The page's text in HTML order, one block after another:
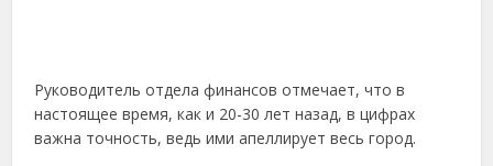
Руководитель отдела финансов отмечает, что в
настоящее время, как и 20-30 лет назад, в цифрах
важна точность, ведь ими апеллирует весь город.